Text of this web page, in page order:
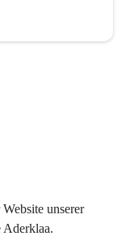
unserer
Aderklaa.